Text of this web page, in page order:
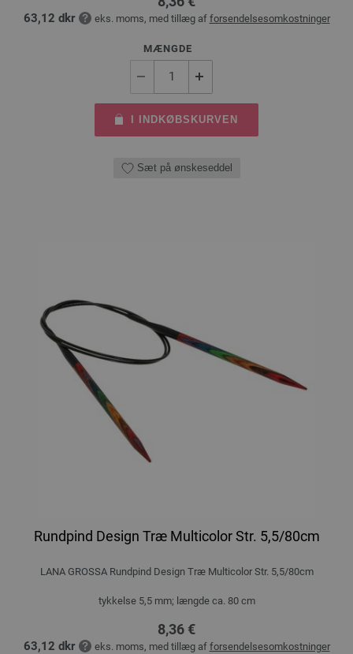
63,12 dkr eks. moms, med tillæg af forsendelsesomkostninger
MÆNGDE
I INDKØBSKURVEN
Sæt på ønskeseddel
Rundpind Design Træ Multicolor Str. 5,5/80cm
LANA GROSSA Rundpind Design Træ Multicolor Str. 5,5/80cm
tykkelse 5,5 mm; længde ca. 80 cm
8,36 €
63,12 dkr eks. moms, med tillæg af forsendelsesomkostninger